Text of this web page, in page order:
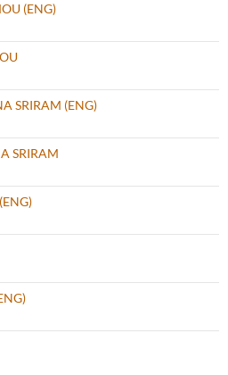
(ENG)
SRIRAM (ENG)
SRIRAM